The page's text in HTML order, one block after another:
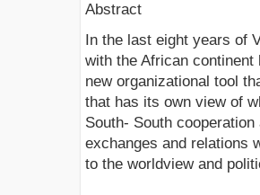
Abstract
In the last eight years of
with the African continent
new organizational tool
that has its own view of
South- South
exchanges and relations
to the worldview and